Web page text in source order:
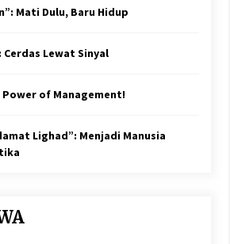
Mati Dulu, Baru Hidup
Lewat Sinyal
Power of Management!
Lighad”: Menjadi Manusia